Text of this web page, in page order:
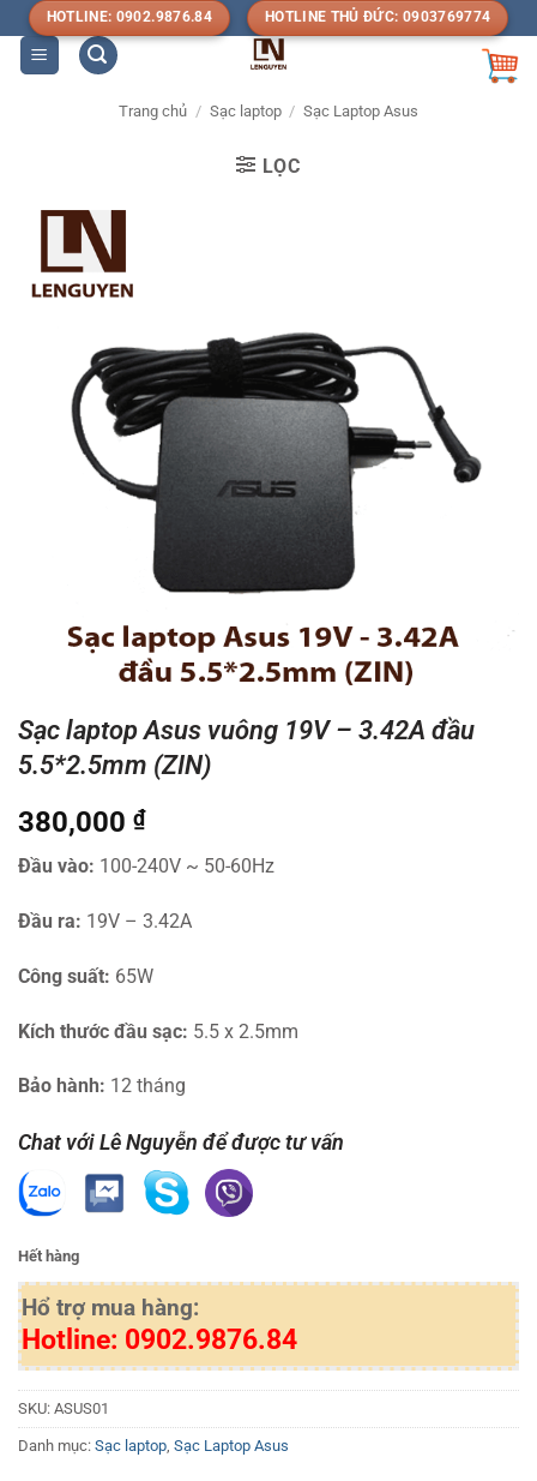
qua
nội
HOTLINE: 0902.9876.84 HOTLINE THỦ ĐỨC: 0903769774
Trang chủ / Sạc laptop / Sạc Laptop Asus
LỌC
Sạc laptop Asus vuông 19V – 3.42A đầu
5.5*2.5mm (ZIN)
380,000 ₫
Đầu vào: 100-240V ~ 50-60Hz
Đầu ra: 19V – 3.42A
Công suất: 65W
Kích thước đầu sạc: 5.5 x 2.5mm
Bảo hành: 12 tháng
Chat với Lê Nguyễn để được tư vấn
Hết hàng
Hổ trợ mua hàng:
Hotline: 0902.9876.84
SKU: ASUS01
Danh mục: Sạc laptop Sạc Laptop Asus